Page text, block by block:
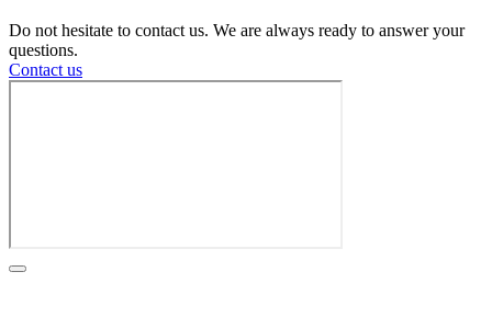
Do not hesitate to contact us. We are always ready to answer your
questions.
Contact us